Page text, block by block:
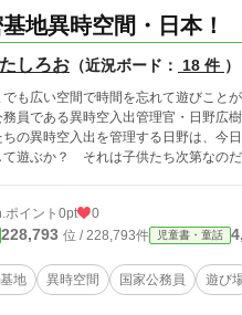
地異時空間・日本！
しろお （近況ボード： 18 件 ）
でも広い空間で時間を忘れて遊びこと
務員である異時空入出管理官・日野広樹
の異時空入出を管理する日野は、今
て遊ぶか？ それは子供たち次第なのだ
ポイント 0pt 0
228,793 位 / 228,793件 児童書・童話
地 異時空間 国家公務員 遊び